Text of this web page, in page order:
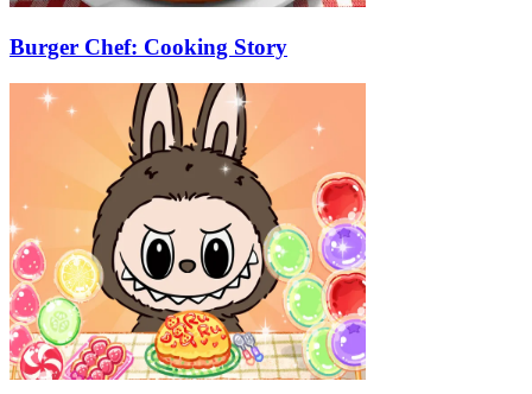
Burger Chef: Cooking Story